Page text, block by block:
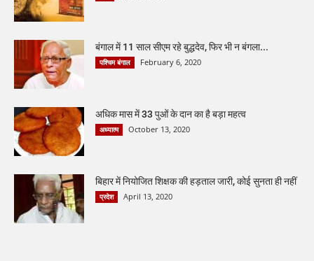
बंगाल में 11 साल सीएम रहे बुद्धदेव, फिर भी न बंगला...
पश्चिम बंगाल February 6, 2020
अधिक मास में 33 पुओं के दान का है बड़ा महत्व
अध्यात्म October 13, 2020
बिहार में नियोजित शिक्षक की हड़ताल जारी, कोई सुनता ही नहीं
प्रदेश April 13, 2020